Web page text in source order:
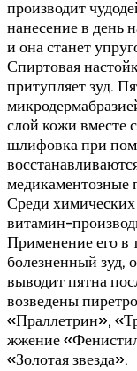
производит
нанесение в день
и она станет
Спиртовая
притупляет зуд.
слой кожи вместе
шлифовка при
медикаментозные
Среди химических
витамин-
Применение его в
болезненный зуд,
выводит пятна
возведены
«Праллетрин»,
жжение
«Золотая звезда».